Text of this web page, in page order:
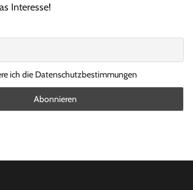
Interesse!
ich die Datenschutzbestimmungen